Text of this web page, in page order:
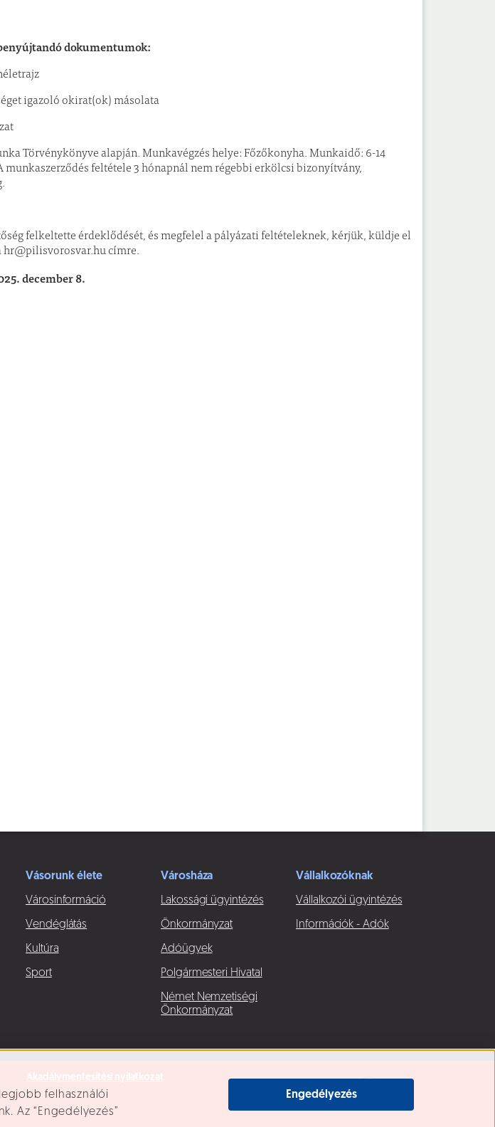
felhasználói
Az “Engedélyezés”
Engedélyezés
dokumentumok:
igazoló okirat(ok) másolata
Törvénykönyve alapján. Munkavégzés helye: Főzőkonyha. Munkaidő: 6-14
munkaszerződés feltétele 3 hónapnál nem régebbi erkölcsi bizonyítvány,
felkeltette érdeklődését, és megfelel a pályázati feltételeknek, kérjük, küldje el
hr@pilisvorosvar.hu címre.
december 8.
Vásorunk élete
Városinformáció
Vendéglátás
Kultúra
Sport
Városháza
Lakossági ügyintézés
Önkormányzat
Adóügyek
Polgármesteri Hivatal
Német Nemzetiségi
Önkormányzat
Vállalkozóknak
Vállalkozói ügyintézés
Információk - Adók